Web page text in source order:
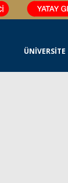
ÜNİVERSİTE